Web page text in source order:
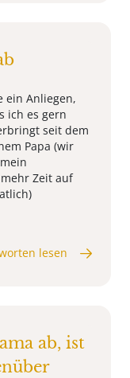
ein Anliegen,
ich es gern
seit dem
Papa (wir
Zeit auf
lesen
ab, ist